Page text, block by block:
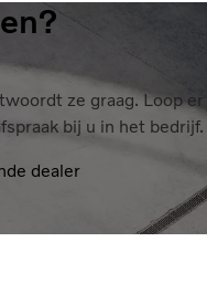
ze graag. Loop er
bij u in het bedrijf.
dealer